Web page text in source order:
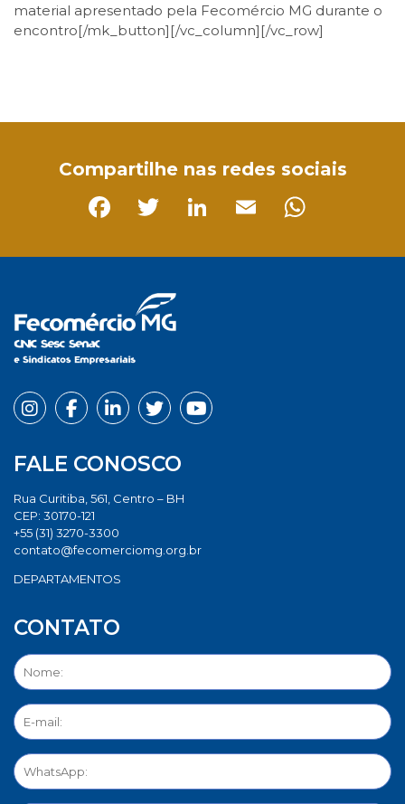
material apresentado pela Fecomércio MG durante o
encontro[/mk_button][/vc_column][/vc_row]
Compartilhe nas redes sociais
FALE CONOSCO
Rua Curitiba, 561, Centro – BH
CEP: 30170-121
+55 (31) 3270-3300
contato@fecomerciomg.org.br
DEPARTAMENTOS
CONTATO